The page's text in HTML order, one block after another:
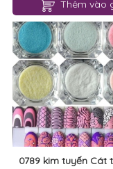
Thêm vào
0789 kim tuyến Cát